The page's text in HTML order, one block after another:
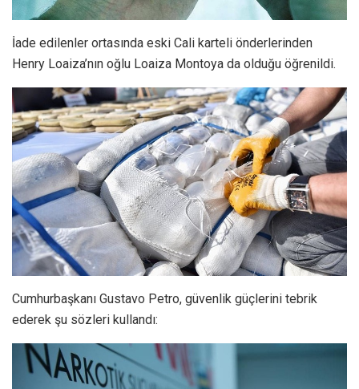
İade edilenler ortasında eski Cali karteli önderlerinden
Henry Loaiza’nın oğlu Loaiza Montoya da olduğu öğrenildi.
Cumhurbaşkanı Gustavo Petro, güvenlik güçlerini tebrik
ederek şu sözleri kullandı: